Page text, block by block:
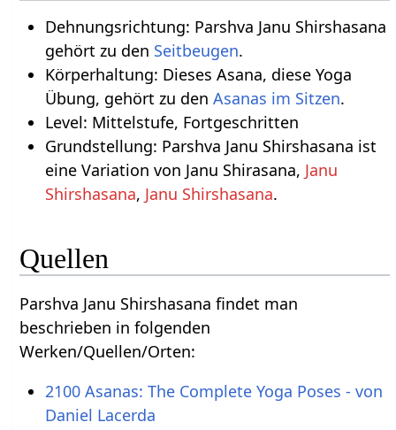
Dehnungsrichtung: Parshva Janu Shirshasana
gehört zu den Seitbeugen.
Körperhaltung: Dieses Asana, diese Yoga
Übung, gehört zu den Asanas im Sitzen.
Level: Mittelstufe, Fortgeschritten
Grundstellung: Parshva Janu Shirshasana ist
eine Variation von Janu Shirasana, Janu
Shirshasana, Janu Shirshasana.
Quellen
Parshva Janu Shirshasana findet man
beschrieben in folgenden
Werken/Quellen/Orten:
2100 Asanas: The Complete Yoga Poses - von
Daniel Lacerda